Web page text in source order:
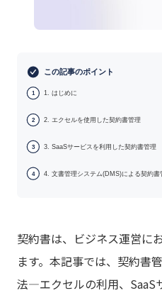
この記事のポイント
1 1. はじめに
2 2. エクセルを使用した契約書管理
3 3. SaaSサービスを利用した契約書管理
4 4. 文書管理システム(DMS)による契約書
契約書は、ビジネス運営に
ます。本記事では、契約書
法―エクセルの利用、SaaS